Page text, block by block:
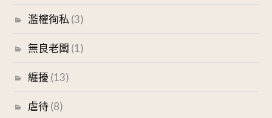
濫權徇私 (3)
無良老闆 (1)
纏擾 (13)
虐待(8)